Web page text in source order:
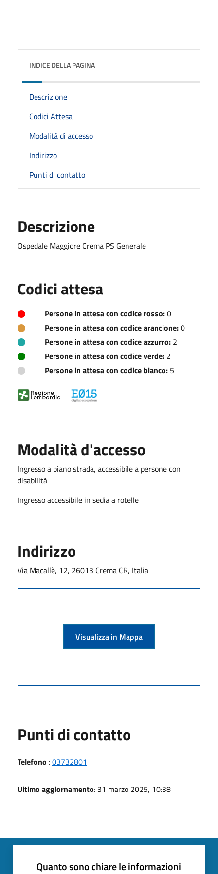
INDICE DELLA PAGINA
Descrizione
Codici Attesa
Modalità di accesso
Indirizzo
Punti di contatto
Descrizione
Ospedale Maggiore Crema PS Generale
Codici attesa
Persone in attesa con codice rosso:0
Persone in attesa con codice arancione:0
Persone in attesa con codice azzurro: 2
Persone in attesa con codice verde: 2
Persone in attesa con codice bianco: 5
Modalità d'accesso
Ingresso a piano strada, accessibile a persone con
disabilità
Ingresso accessibile in sedia a rotelle
Indirizzo
Via Macallè, 12, 26013 Crema CR, Italia
Visualizza in Mappa
Punti di contatto
Telefono :03732801
Ultimo aggiornamento: 31 marzo 2025, 10:38
Quanto sono chiare le informazioni